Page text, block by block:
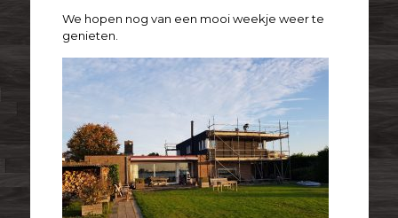
We hopen nog van een mooi weekje weer te
genieten.